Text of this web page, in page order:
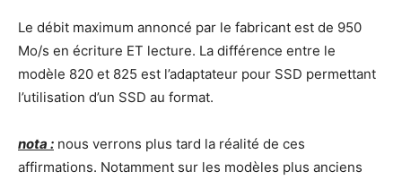
Le débit maximum annoncé par le fabricant est de 950
Mo/s en écriture ET lecture. La différence entre le
modèle 820 et 825 est l’adaptateur pour SSD permettant
l’utilisation d’un SSD au format.
nota : nous verrons plus tard la réalité de ces
affirmations. Notamment sur les modèles plus anciens